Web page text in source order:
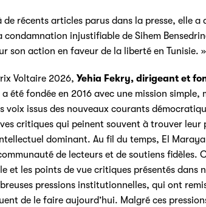
de récents articles parus dans la presse, elle a
condamnation injustifiable de Sihem
son action en faveur de la liberté en Tunisie. »
Voltaire 2026, Yehia Fekry, dirigeant et
été fondée en 2016 avec une mission
voix issus des nouveaux courants
critiques qui peinent souvent à trouver leur
dominant. Au fil du temps, El
de lecteurs et de soutiens fidèles.
et les points de vue critiques présentés dans
pressions institutionnelles, qui ont
de le faire aujourd’hui. Malgré ces